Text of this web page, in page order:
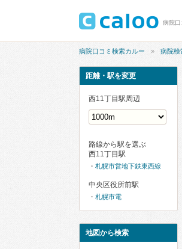
病院口
病院口コミ検索カルー 病院検
距離・駅を変更
西11丁目駅周辺
路線から駅を選ぶ
西11丁目駅
札幌市営地下鉄東西線
中央区役所前駅
札幌市電
地図から検索